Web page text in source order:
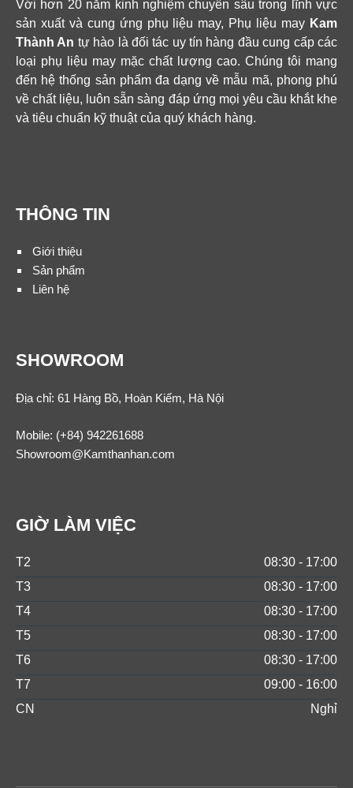
Với hơn 20 năm kinh nghiệm chuyên sâu trong lĩnh vực
sản xuất và cung ứng phụ liệu may, Phụ liệu may Kam
Thành An tự hào là đối tác uy tín hàng đầu cung cấp các
loại phụ liệu may mặc chất lượng cao. Chúng tôi mang
đến hệ thống sản phẩm đa dạng về mẫu mã, phong phú
về chất liệu, luôn sẵn sàng đáp ứng mọi yêu cầu khắt khe
và tiêu chuẩn kỹ thuật của quý khách hàng.
THÔNG TIN
Giới thiệu
Sản phẩm
Liên hệ
SHOWROOM
Địa chỉ: 61 Hàng Bồ, Hoàn Kiếm, Hà Nội
Mobile: (+84) 942261688
Showroom@Kamthanhan.com
GIỜ LÀM VIỆC
T2
08:30 - 17:00
T3
08:30 - 17:00
T4
08:30 - 17:00
T5
08:30 - 17:00
T6
08:30 - 17:00
T7
09:00 - 16:00
CN
Nghỉ